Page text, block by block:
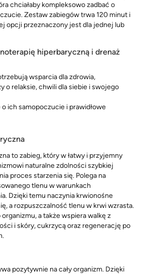
chciałaby kompleksowo zadbać o
Zestaw zabiegów trwa 120 minut i
opcji przeznaczony jest dla jednej lub
hiperbaryczną i drenaż
wsparcia dla zdrowia,
o relaksie, chwili dla siebie i swojego
ich samopoczucie i prawidłowe
to zabieg, który w łatwy i przyjemny
naturalne zdolności szybkiej
proces starzenia się. Polega na
tlenu w warunkach
Dzięki temu naczynia krwionośne
a rozpuszczalność tlenu w krwi wzrasta.
a także wspiera walkę z
i skóry, cukrzycą oraz regenerację po
pozytywnie na cały organizm. Dzięki